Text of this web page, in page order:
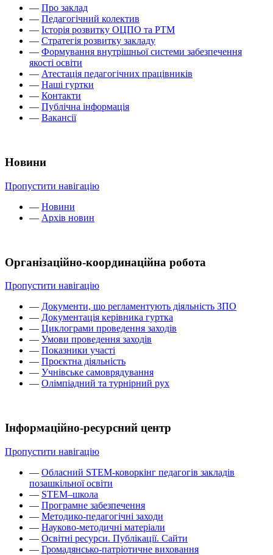
— Про заклад
— Педагогічний колектив
— Історія розвитку ОЦПО та РТМ
— Стратегія розвитку закладу
— Формування внутрішньої системи забезпечення
якості освіти
— Атестація педагогічних працівників
— Наші гуртки
— Контакти
— Публічна інформація
— Вакансії
Новини
Пропустити навігацію
— Новини
— Архів новин
Організаційно-координаційна робота
Пропустити навігацію
— Документи, що регламентують діяльність ЗПО
— Документація керівника гуртка
— Циклограми проведення заходів
— Умови проведення заходів
— Показники участі
— Проєктна діяльність
— Учнівське самоврядування
— Олімпіадний та турнірний рух
Інформаційно-ресурсний центр
Пропустити навігацію
— Обласний STEM-коворкінг педагогів закладів
позашкільної освіти
— STEM–школа
— Програмне забезпечення
— Методико-педагогічні заходи
— Науково-методичні матеріали
— Освітні ресурси. Публікації. Сайти
— Громадянсько-патріотичне виховання